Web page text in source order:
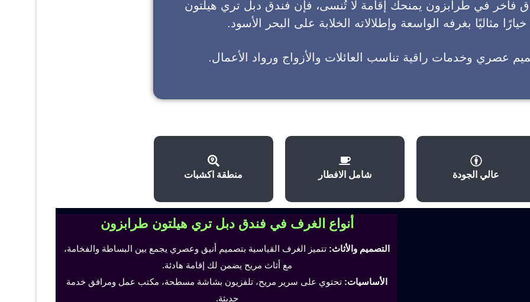
فاخر في طرابزون يمنحك إقامة لا تُنسى، فإن فندق دبل تري هيلتون
خيارًا مثاليًا بغرفه الواسعة وإطلالاته الخلابة على البحر الأسود.
عصري وخدمات راقية تناسب العائلات والأزواج ورواد الأعمال.
عالي الجودة شامل الافطار منطقة اكشبات
أنواع الغرف في فندق دبل تري هيلتون طرابزون
التصميم والأثاث: تتميز الغرف القياسية بتصميم أنيق وعصري يجمع بين البساطة والفخامة،
مع أثاث مريح يضمن لك إقامة هادئة.
الأساسيات: تحتوي على سرير مريح، تلفزيون بشاشة مسطحة، مكتب عمل ومرافق خدمة
حديثة.